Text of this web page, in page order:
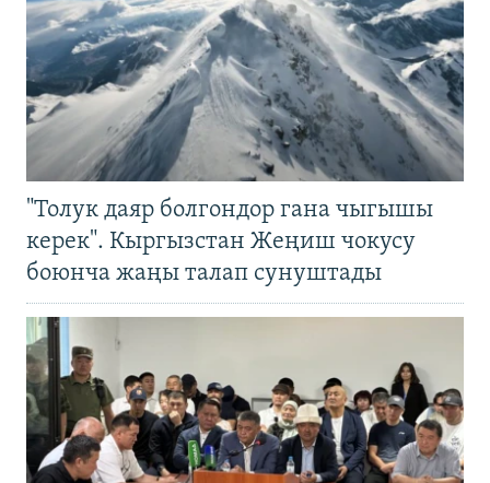
"Толук даяр болгондор гана чыгышы
керек". Кыргызстан Жеңиш чокусу
боюнча жаңы талап сунуштады